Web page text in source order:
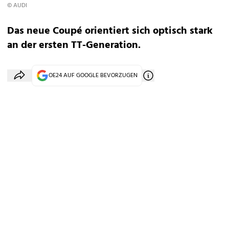
© AUDI
Das neue Coupé orientiert sich optisch stark
an der ersten TT-Generation.
OE24 AUF GOOGLE BEVORZUGEN